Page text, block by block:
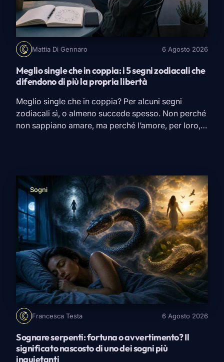
Mattia Di Gennaro 6 Agosto 2026
Meglio single che in coppia: i 5 segni zodiacali che
difendono di più la propria libertà
Meglio single che in coppia? Per alcuni segni
zodiacali sì, o almeno succede spesso. Non perché
non sappiano amare, ma perché l’amore, per loro,
odore di controllo, routine obbligata […]
Sogni
Francesca Testa 6 Agosto 2026
Sognare serpenti: fortuna o avvertimento? Il
significato nascosto di uno dei sogni più
inquietanti